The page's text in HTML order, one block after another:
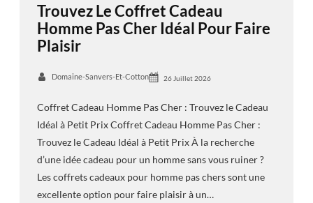
Trouvez Le Coffret Cadeau
Homme Pas Cher Idéal Pour Faire
Plaisir
Domaine-Sanvers-Et-Cotton 26 Juillet 2026
Coffret Cadeau Homme Pas Cher : Trouvez le Cadeau
Idéal à Petit Prix Coffret Cadeau Homme Pas Cher :
Trouvez le Cadeau Idéal à Petit Prix À la recherche
d’une idée cadeau pour un homme sans vous ruiner ?
Les coffrets cadeaux pour homme pas chers sont une
excellente option pour faire plaisir à un…